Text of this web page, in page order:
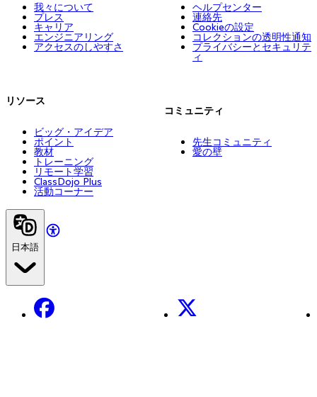
我々について
プレス
キャリア
エンジニアリング
アクセスのしやすさ
リソース
ビッグ・アイデア
ポイント
教材
トレーニング
リモート学習
ClassDojo Plus
活動コーナー
ヘルプセンター
連絡先
Cookieの設定
コレクションの透明性通知
プライバシーとセキュリテ
ィ
コミュニティ
先生コミュニティ
愛の壁
日本語
Facebook X